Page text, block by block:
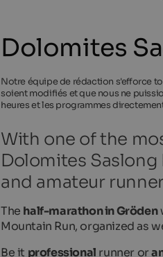
Dolomites
Notre équipe de rédaction s'efforce
soient modifiés et que nous ne
heures et les programmes
With one of the
Dolomites
and amateur
The half-marathon in Gröden
Mountain Run, organized as
Be it professional runner or